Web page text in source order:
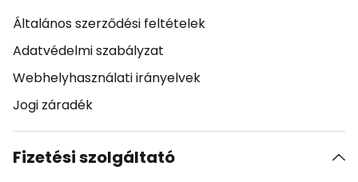
Általános szerződési feltételek
Adatvédelmi szabályzat
Webhelyhasználati irányelvek
Jogi záradék
Fizetési szolgáltató